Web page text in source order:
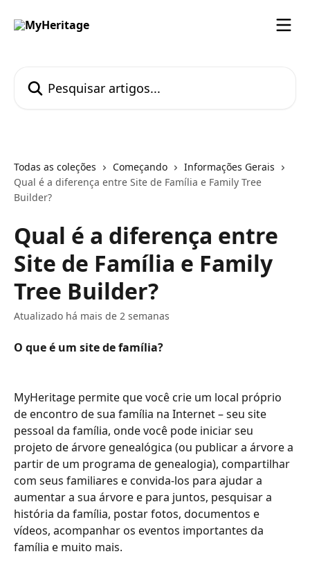
Todas as coleções Começando
Informações Gerais
Qual é a diferença entre Site de Família e Family Tree
Builder?
Qual é a diferença entre
Site de Família e Family
Tree Builder?
Atualizado há mais de 2 semanas
O que é um site de família?
MyHeritage permite que você crie um local próprio
de encontro de sua família na Internet – seu site
pessoal da família, onde você pode iniciar seu
projeto de árvore genealógica (ou publicar a árvore a
partir de um programa de genealogia), compartilhar
com seus familiares e convida-los para ajudar a
aumentar a sua árvore e para juntos, pesquisar a
história da família, postar fotos, documentos e
vídeos, acompanhar os eventos importantes da
família e muito mais.